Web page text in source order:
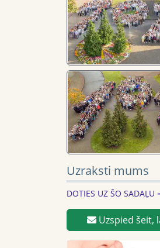
Uzraksti mums
DOTIES UZ ŠO SADAĻU
Uzspied šeit,